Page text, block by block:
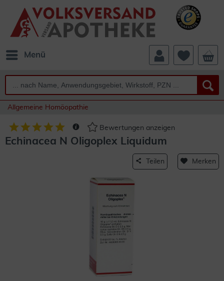
Menü
Allgemeine Homöopathie
Bewertungen anzeigen
Echinacea N Oligoplex Liquidum
Teilen Merken